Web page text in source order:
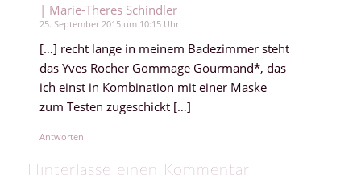
| Marie-Theres Schindler
25. September 2015 um 10:15 Uhr
[…] recht lange in meinem Badezimmer steht
das Yves Rocher Gommage Gourmand*, das
ich einst in Kombination mit einer Maske
zum Testen zugeschickt […]
Antworten
Hinterlasse einen Kommentar